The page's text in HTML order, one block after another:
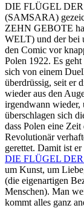
DIE FLÜGEL DER
(SAMSARA)
ZEHN GEBOTE
WELT) und der bei
den Comic vor
Polen 1922. Es
sich von einem
überdrüssig, seit er
wieder aus den
irgendwann wieder,
überschlagen sich
dass Polen eine
Revolutionär
gerettet. Damit ist
DIE FLÜGEL
um Kunst, um
(die eigenartigen
Menschen). Man
kommt alles ganz